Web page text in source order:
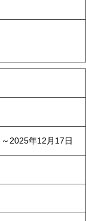
2025年12月17日